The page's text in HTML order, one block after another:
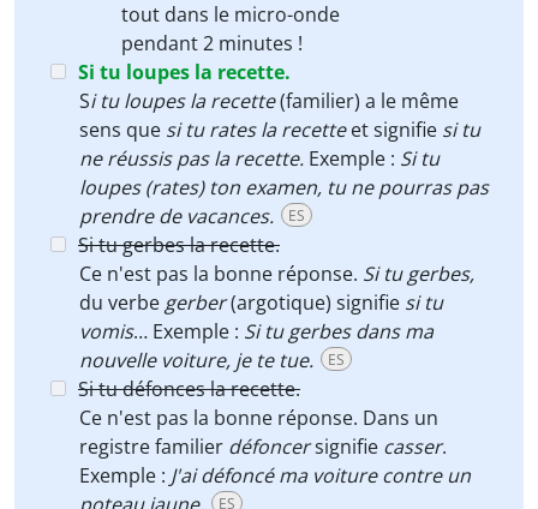
tout dans le micro-onde
pendant 2 minutes !
Si tu loupes la recette.
Si tu loupes la recette(familier) a le même
sens que si tu rates la recette et signifie si tu
ne réussis pas la recette. Exemple : Si tu
loupes (rates) ton examen, tu ne pourras pas
prendre de vacances.
ES
Si tu gerbes la recette.
Ce n'est pas la bonne réponse. Si tu gerbes,
du verbe gerber(argotique) signifie si tu
vomis… Exemple : Si tu gerbes dans ma
nouvelle voiture, je te tue.
ES
Si tu défonces la recette.
Ce n'est pas la bonne réponse. Dans un
registre familier défoncersignifie casser.
Exemple : J'ai défoncé ma voiture contre un
ES